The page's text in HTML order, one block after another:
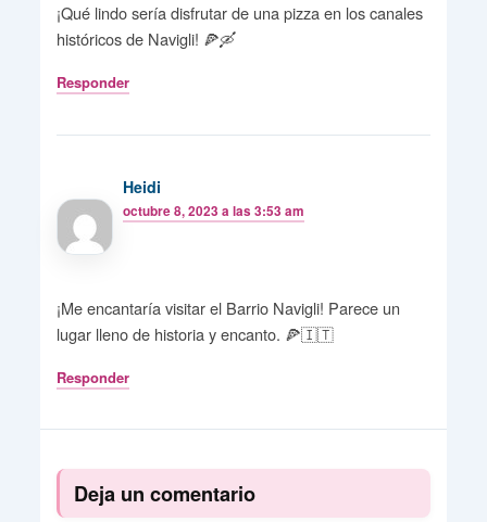
¡Qué lindo sería disfrutar de una pizza en los canales
históricos de Navigli! 🍕🛶
Responder
Heidi
octubre 8, 2023 a las 3:53 am
¡Me encantaría visitar el Barrio Navigli! Parece un
lugar lleno de historia y encanto. 🍕🇮🇹
Responder
Deja un comentario